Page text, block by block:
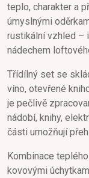
teplo, charakter a
úmyslnými
rustikální vzhled –
nádechem
Třídílný set se
víno, otevřené
je pečlivě
nádobí, knihy,
části umožňují
Kombinace
kovovými